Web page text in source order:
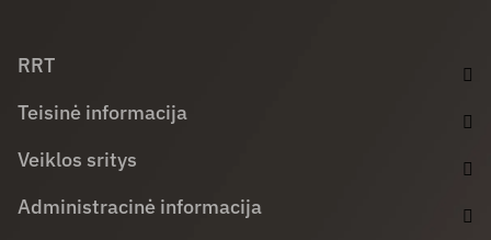
RRT
Teisinė informacija
Veiklos sritys
Administracinė informacija